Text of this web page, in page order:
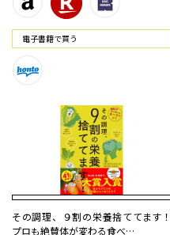
電⼦書籍で買う
その調理、９割の栄養捨ててます！
プロも絶賛体が変わる食べ…